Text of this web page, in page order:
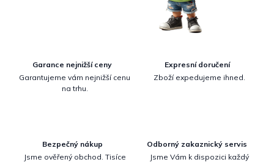
Garance nejnižší ceny
Garantujeme vám nejnižší cenu
na trhu.
Expresní doručení
Zboží expedujeme ihned.
Bezpečný nákup
Jsme ověřený obchod. Tisíce
Odborný zakaznický servis
Jsme Vám k dispozici každý